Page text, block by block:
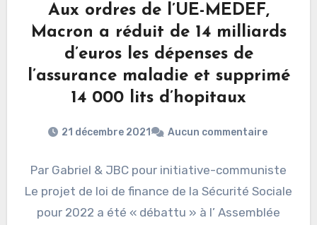
Aux ordres de l’UE-MEDEF,
Macron a réduit de 14 milliards
d’euros les dépenses de
l’assurance maladie et supprimé
14 000 lits d’hopitaux
21 décembre 2021 Aucun commentaire
Par Gabriel & JBC pour initiative-communiste
Le projet de loi de finance de la Sécurité Sociale
pour 2022 a été « débattu » à l’ Assemblée